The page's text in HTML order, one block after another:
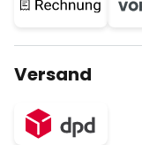
Versand